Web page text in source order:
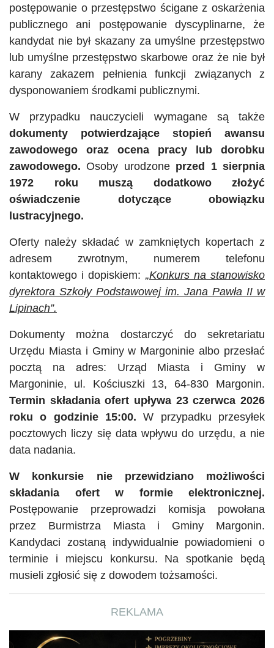
postępowanie o przestępstwo ścigane z oskarżenia
publicznego ani postępowanie dyscyplinarne, że
kandydat nie był skazany za umyślne przestępstwo
lub umyślne przestępstwo skarbowe oraz że nie był
karany zakazem pełnienia funkcji związanych z
dysponowaniem środkami publicznymi.
W przypadku nauczycieli wymagane są także
dokumenty potwierdzające stopień awansu
zawodowego oraz ocena pracy lub dorobku
zawodowego. Osoby urodzone przed 1 sierpnia
1972 roku muszą dodatkowo złożyć
oświadczenie dotyczące obowiązku
lustracyjnego.
Oferty należy składać w zamkniętych kopertach z
adresem zwrotnym, numerem telefonu
kontaktowego i dopiskiem: „Konkurs na stanowisko
dyrektora Szkoły Podstawowej im. Jana Pawła II w
Lipinach”.
Dokumenty można dostarczyć do sekretariatu
Urzędu Miasta i Gminy w Margoninie albo przesłać
pocztą na adres: Urząd Miasta i Gminy w
Margoninie, ul. Kościuszki 13, 64-830 Margonin.
Termin składania ofert upływa 23 czerwca 2026
roku o godzinie 15:00.W przypadku przesyłek
pocztowych liczy się data wpływu do urzędu, a nie
data nadania.
W konkursie nie przewidziano możliwości
składania ofert w formie elektronicznej.
Postępowanie przeprowadzi komisja powołana
przez Burmistrza Miasta i Gminy Margonin.
Kandydaci zostaną indywidualnie powiadomieni o
terminie i miejscu konkursu. Na spotkanie będą
musieli zgłosić się z dowodem tożsamości.
REKLAMA